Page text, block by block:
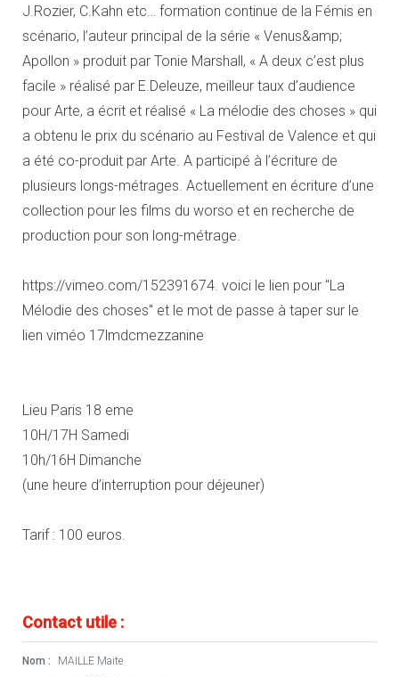
J.Rozier, C.Kahn etc… formation continue de la Fémis en
scénario, l’auteur principal de la série « Venus&amp;
Apollon » produit par Tonie Marshall, « A deux c’est plus
facile » réalisé par E.Deleuze, meilleur taux d’audience
pour Arte, a écrit et réalisé « La mélodie des choses » qui
a obtenu le prix du scénario au Festival de Valence et qui
a été co-produit par Arte. A participé à l’écriture de
plusieurs longs-métrages. Actuellement en écriture d’une
collection pour les films du worso et en recherche de
production pour son long-métrage.
https://vimeo.com/152391674. voici le lien pour "La
Mélodie des choses" et le mot de passe à taper sur le
lien viméo 17lmdcmezzanine
Lieu Paris 18 eme
10H/17H Samedi
10h/16H Dimanche
(une heure d’interruption pour déjeuner)
Tarif : 100 euros.
Contact utile :
Nom :
MAILLE Maite